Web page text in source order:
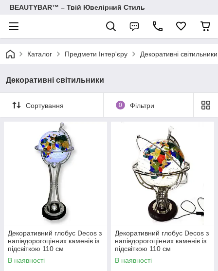
BEAUTYBAR™ – Твій Ювелірний Стиль
Каталог Предмети Інтер'єру Декоративні світильники
Декоративні світильники
Сортування 0 Фільтри
Декоративний глобус Decos з
напівдорогоцінних каменів із
підсвіткою 110 см
В наявності
Декоративний глобус Decos з
напівдорогоцінних каменів із
підсвіткою 110 см
В наявності